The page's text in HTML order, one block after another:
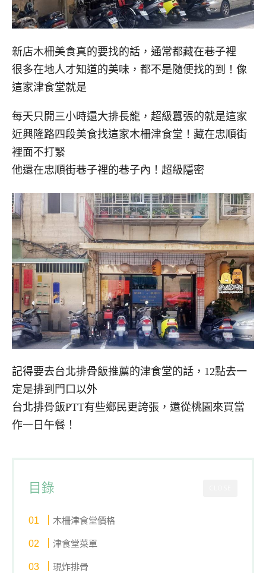
新店木柵美食真的要找的話，通常都藏在巷子裡
很多在地人才知道的美味，都不是隨便找的到！像
這家津食堂就是
每天只開三小時還大排長龍，超級囂張的就是這家
近興隆路四段美食找這家木柵津食堂！藏在忠順街
裡面不打緊
他還在忠順街巷子裡的巷子內！超級隱密
記得要去台北排骨飯推薦的津食堂的話，12點去一
定是排到門口以外
台北排骨飯PTT有些鄉民更誇張，還從桃園來買當
作一日午餐！
目錄
木柵津食堂價格
津食堂菜單
現炸排骨